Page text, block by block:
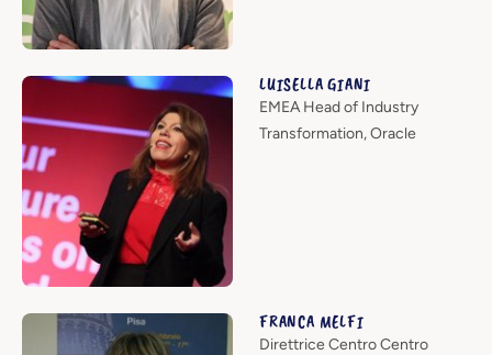
LUISELLA GIANI
EMEA Head of Industry
Transformation, Oracle
FRANCA MELFI
Direttrice Centro Centro